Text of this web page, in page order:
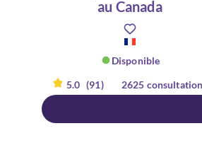
au Canada
Disponible
5.0 (91) 2625